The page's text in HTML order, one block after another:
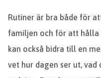
Rutiner är bra både för
familjen och för att hålla
kan också bidra till en
vet hur dagen ser ut, vad